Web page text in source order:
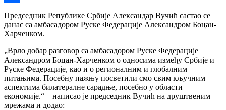
Link
Share
Председник Републике Србије Александар Вучић састао се
данас са амбасадором Руске Федерације Александром Боцан-
Харченком.
„Врло добар разговор са амбасадором Руске Федерације
Александром Боцан-Харченком о односима између Србије и
Руске Федерације, као и о регионалним и глобалним
питањима. Посебну пажњу посветили смо свим кључним
аспектима билатералне сарадње, посебно у области
економије.“ – написао је председник Вучић на друштвеним
мрежама и додао: